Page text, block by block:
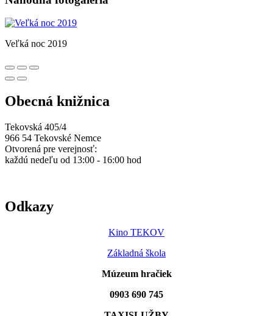
Veľká noc 2019
Obecná knižnica
Tekovská 405/4
966 54 Tekovské Nemce
Otvorená pre verejnosť:
každú nedeľu od 13:00 - 16:00 hod
Odkazy
Kino TEKOV
Základná škola
Múzeum hračiek
0903 690 745